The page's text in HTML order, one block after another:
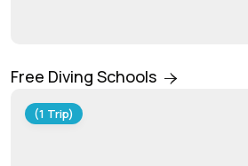
Free Diving Schools
(1 Trip)